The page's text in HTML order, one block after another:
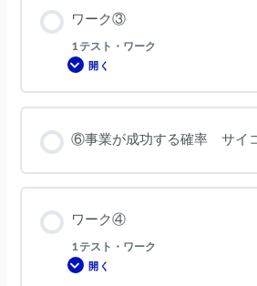
ワーク③
1 テスト・ワーク
開く
ワ
ク
③
⑥事業が成功する確率 サイ
ワーク④
1 テスト・ワーク
開く
ワ